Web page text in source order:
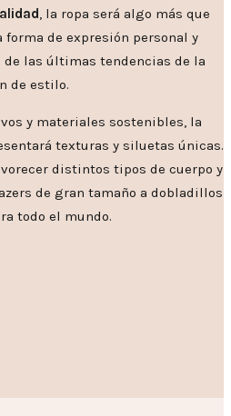
, la ropa será algo más que
forma de expresión personal y
las últimas tendencias de la
de estilo.
y materiales sostenibles, la
texturas y siluetas únicas.
distintos tipos de cuerpo y
de gran tamaño a dobladillos
todo el mundo.